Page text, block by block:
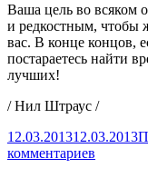
Ваша цель во всяком
и редкостным, чтобы
вас. В конце концов,
постараетесь найти
лучших!
/ Нил Штраус /
Опубликовано
12.03.201312.03.2013
комментариев